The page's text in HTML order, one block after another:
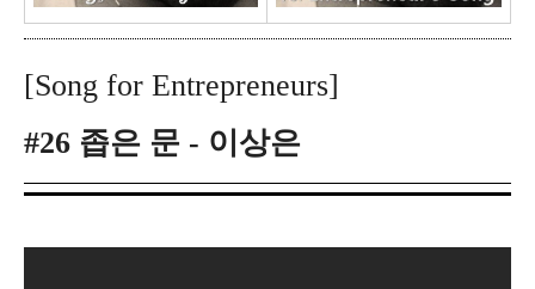
[Song for Entrepreneurs]
#26 좁은 문 - 이상은